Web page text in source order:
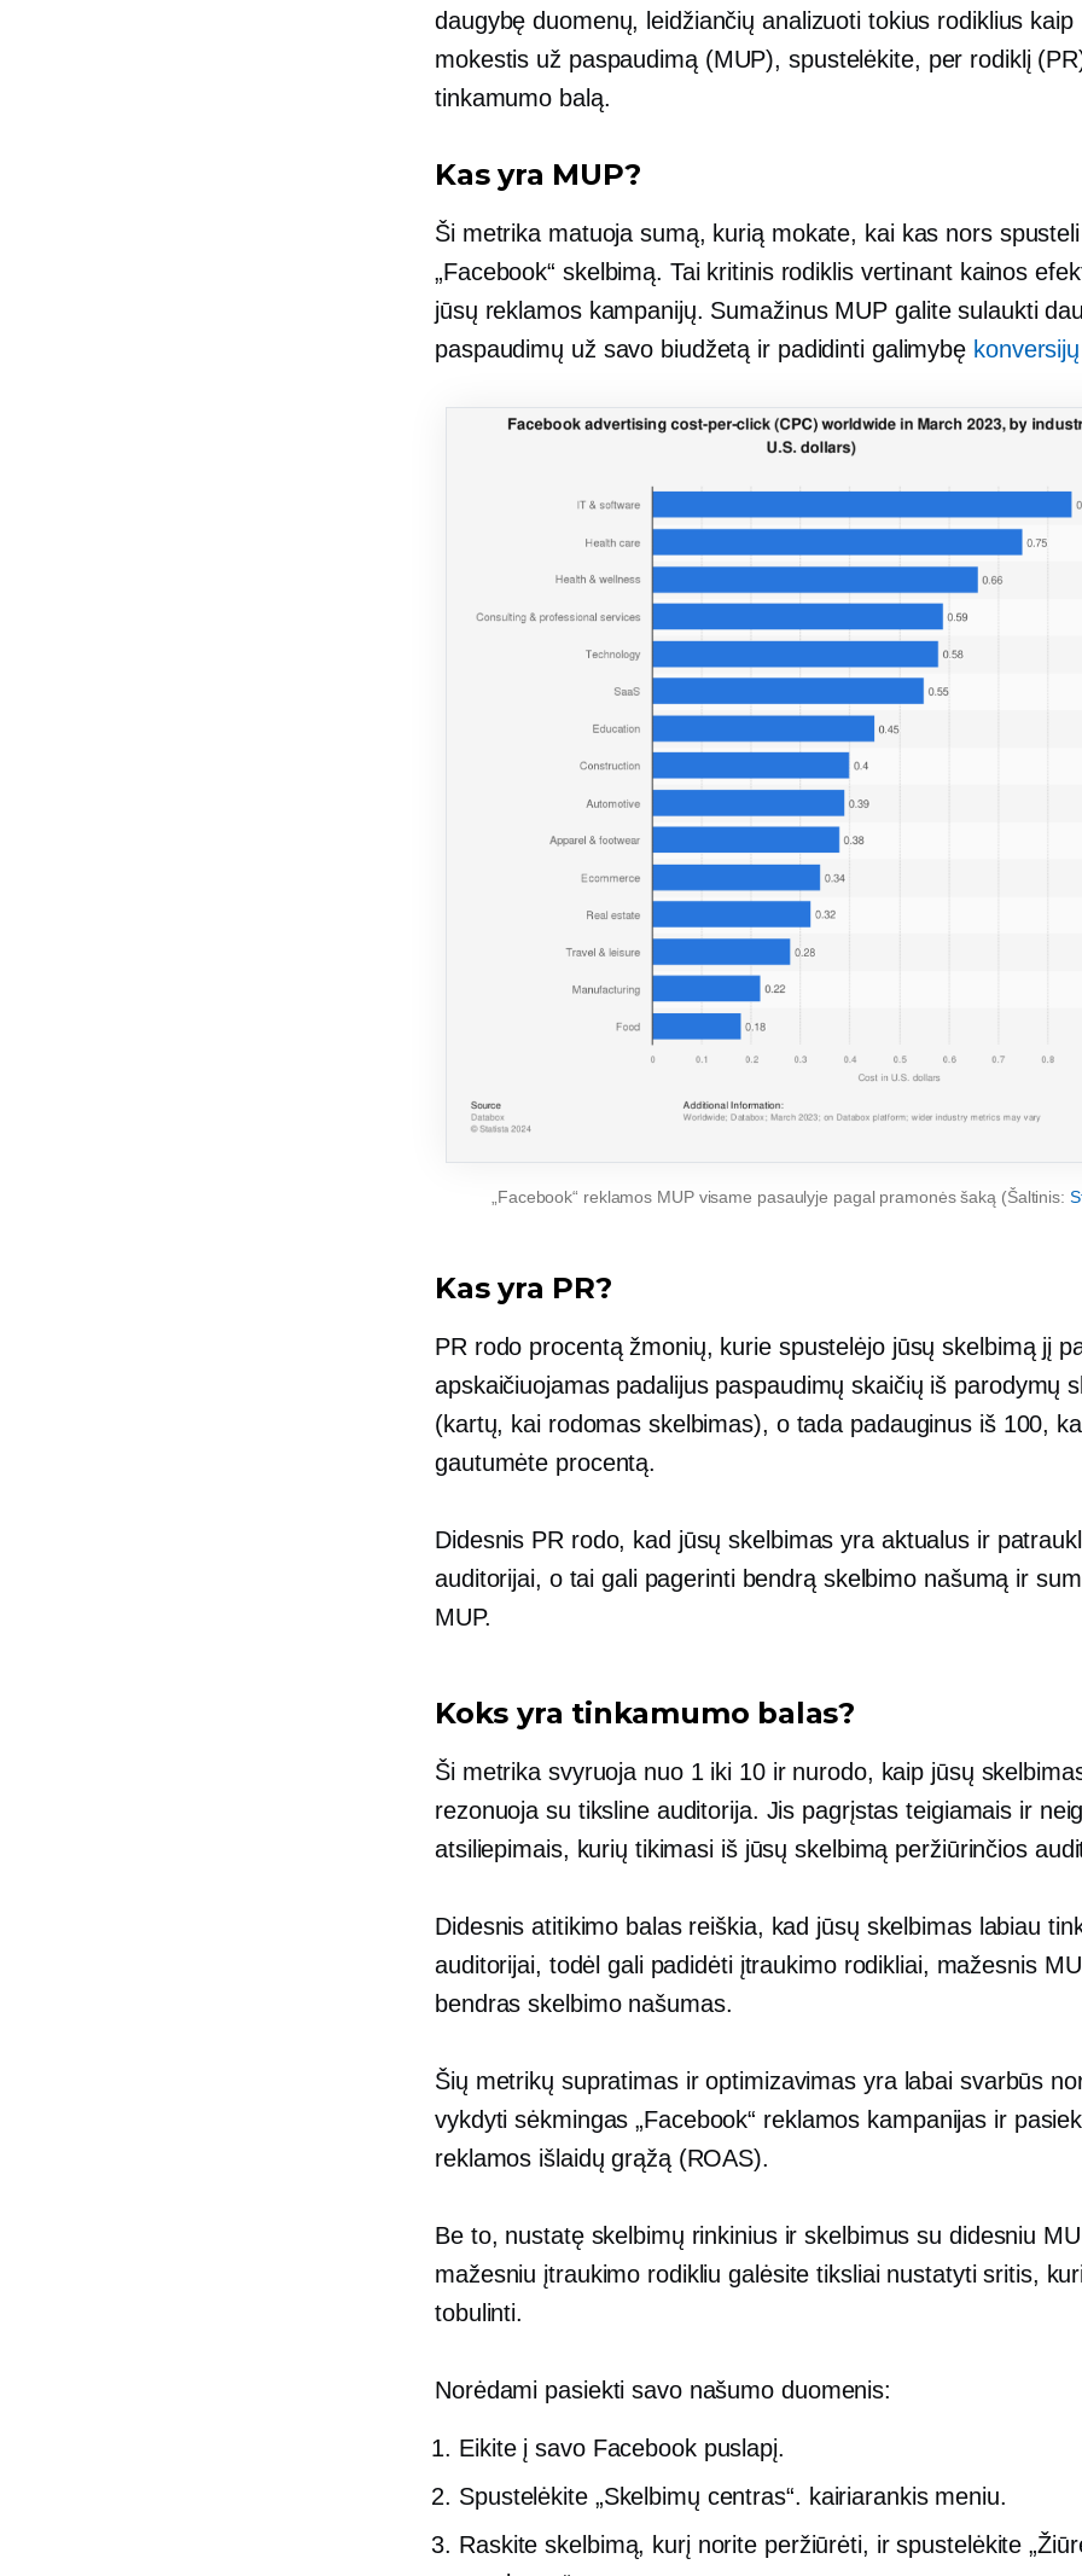
daugybę duomenų, leidžiančių analizuoti tokius rodiklius kaip
mokestis už paspaudimą(MUP),spustelėkite, per rodiklį
tinkamumo balą.
Kas yra MUP?
Ši metrika matuoja sumą, kurią mokate, kai kas nors
„Facebook“ skelbimą. Tai kritinis rodiklis vertinant kainos
jūsų reklamos kampanijų. Sumažinus MUP galite sulaukti
paspaudimų už savo biudžetą ir padidinti galimybę
„Facebook“ reklamos MUP visame pasaulyje pagal pramonės šaką (Šaltinis:
Kas yra PR?
PR rodo procentą žmonių, kurie spustelėjo jūsų skelbimą jį
apskaičiuojamas padalijus paspaudimų skaičių iš parodymų
(kartų, kai rodomas skelbimas), o tada padauginus iš 100,
gautumėte procentą.
Didesnis PR rodo, kad jūsų skelbimas yra aktualus ir
auditorijai, o tai gali pagerinti bendrą skelbimo našumą ir
MUP.
Koks yra tinkamumo balas?
Ši metrika svyruoja nuo 1 iki 10 ir nurodo, kaip jūsų
rezonuoja su tiksline auditorija. Jis pagrįstas teigiamais ir
atsiliepimais, kurių tikimasi iš jūsų skelbimą peržiūrinčios
Didesnis atitikimo balas reiškia, kad jūsų skelbimas labiau
auditorijai, todėl gali padidėti įtraukimo rodikliai, mažesnis
bendras skelbimo našumas.
Šių metrikų supratimas ir optimizavimas yra labai svarbūs
vykdyti sėkmingas „Facebook“ reklamos kampanijas ir
reklamos išlaidų grąžą (ROAS).
Be to, nustatę skelbimų rinkinius ir skelbimus su didesniu
mažesniu įtraukimo rodikliu galėsite tiksliai nustatyti sritis,
tobulinti.
Norėdami pasiekti savo našumo duomenis:
Eikite į savo Facebook puslapį.
Spustelėkite „Skelbimų centras“. kairiarankismeniu.
Raskite skelbimą, kurį norite peržiūrėti, ir spustelėkite